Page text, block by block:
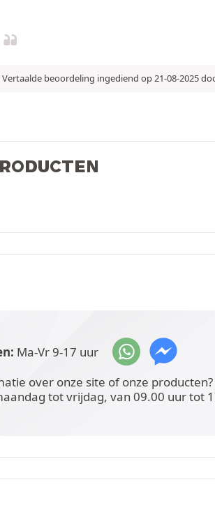
Vertaalde beoordeling ingediend op 21-08-2025
Ma-Vr 9-17 uur
over onze site of onze
tot vrijdag, van 09.00 uur tot